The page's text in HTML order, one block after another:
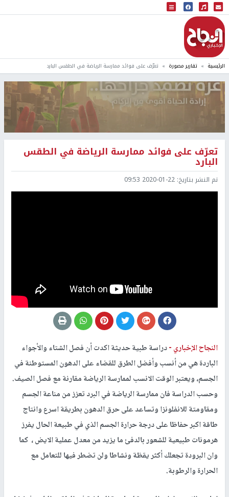
البث المباشر
إذاعة النجاح
الرئيسية تقارير مصورة تعرّف على فوائد ممارسة الرياضة في الطقس البارد
تعرّف على فوائد ممارسة الرياضة في الطقس
البارد
تم النشر بتاريخ: 2020-01-22 09:53
النجاح الإخباري -دراسة طبية حديثة اكدت أن فصل الشتاء والأجواء
الباردة هي من أنسب وأفضل الطرق للقضاء على الدهون المستوطنة في
الجسم، ويعتبر الوقت الانسب لممارسة الرياضة مقارنة مع فصل الصيف.
وحسب الدراسة فان ممارسة الرياضة في البرد تعزز من مناعة الجسم
ومقاومتة للانفلونزا وتساعد على حرق الدهون بطريقة اسرع وانتاج
طاقة اكبر حفاظا على درجة حرارة الجسم الذي في طبيعة الحال يفرز
هرمونات طبيعية للشعور بالدفئ ما يزيد من معدل عملية الايض ، كما
وان البرودة تجعلك أكثر يقظة ونشاطا ولن تضطر فيها للتعامل مع
الحرارة والرطوبة.